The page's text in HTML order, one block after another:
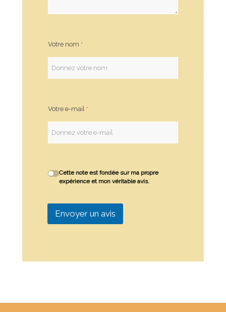
Votre nom
Votre e-mail
Cette note est fondée sur ma propre
expérience et mon véritable avis.
Envoyer un avis